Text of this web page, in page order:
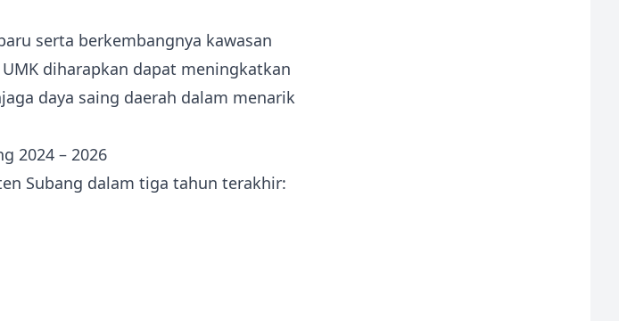
serta berkembangnya kawasan
diharapkan dapat meningkatkan
daya saing daerah dalam menarik
2024 – 2026
Subang dalam tiga tahun terakhir: